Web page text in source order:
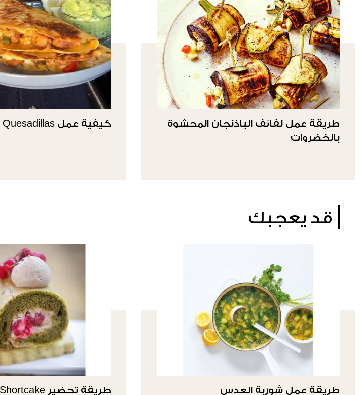
طريقة عمل لفائف الباذنجان المحشوة
بالخضروات
كيفية عمل Chicken Quesadillas
قد يعجبك
طريقة عمل شوربة العدس